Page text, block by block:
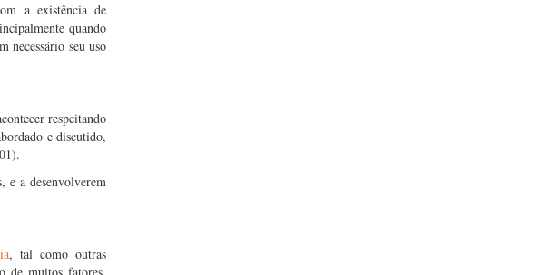
a existência de
quando
necessário seu uso
respeitando
e discutido,
e a desenvolverem
, tal como outras